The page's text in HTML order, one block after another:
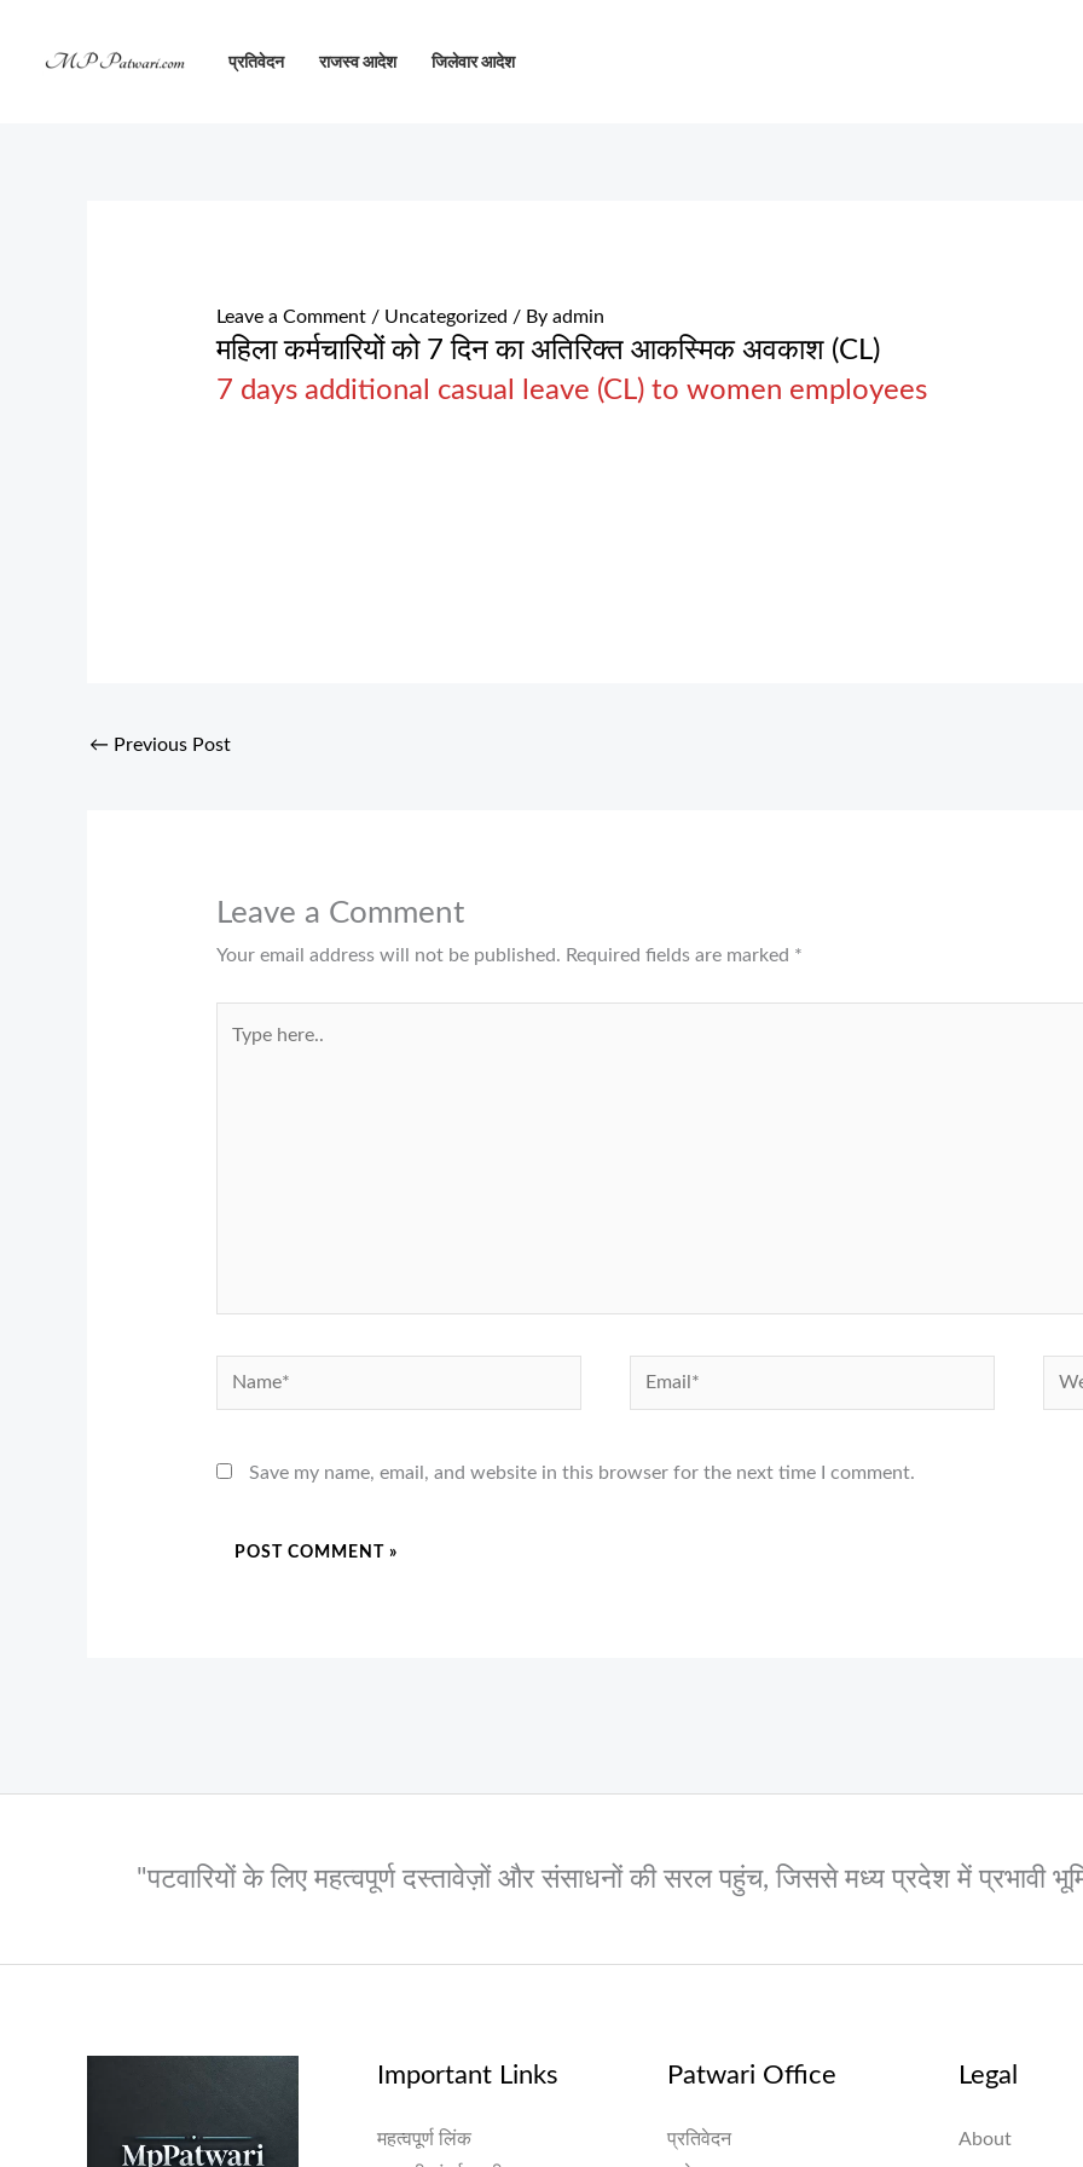
प्रतिवेदन राजस्व आदेश जिलेवार आदेश
Leave a Comment / Uncategorized / By admin
महिला कर्मचारियों को 7 दिन का अतिरिक्त आकस्मिक अवकाश (CL)
7 days additional casual leave (CL) to women employees
← Previous Post
Leave a Comment
Your email address will not be published. Required fields are marked *
Name* Email*
Save my name, email, and website in this browser for the next time I comment.
"पटवारियों के लिए महत्वपूर्ण दस्तावेज़ों और संसाधनों की सरल पहुंच, जिससे मध्य प्रदेश में
Important Links
महत्वपूर्ण लिंक
Patwari Office
प्रतिवेदन
Legal
About